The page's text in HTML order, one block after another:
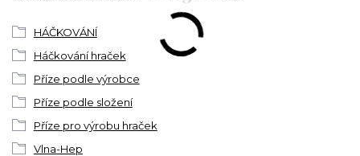
HÁČKOVÁNÍ
Háčkování hraček
Příze podle výrobce
Příze podle složení
Příze pro výrobu hraček
Vlna-Hep